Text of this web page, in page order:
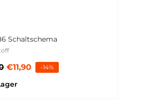
Schaltschema
€11,90 -14%